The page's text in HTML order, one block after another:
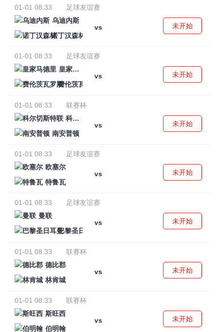
01-01 08:33
足球友谊赛
乌迪内斯
vs
诺丁汉森林
未开始
01-01 08:33
足球友谊赛
皇家马德里
vs
费伦茨瓦罗斯
未开始
01-01 08:33
联赛杯
科尔切斯特联
vs
南安普顿
未开始
01-01 08:33
足球友谊赛
欧塞尔
vs
特鲁瓦
未开始
01-01 08:33
足球友谊赛
曼联
vs
巴黎圣日耳曼
未开始
01-01 08:33
联赛杯
德比郡
vs
林肯城
未开始
01-01 08:33
联赛杯
斯旺西
vs
伯明翰
未开始